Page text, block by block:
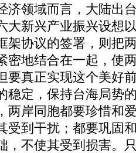
济领域而言，大陆出
大新兴产业振兴设想
架协议的签署，则把
密地结合在一起，使
要真正实现这个美好
稳定，保持台海局势
两岸同胞都要珍惜和
受到干扰；都要巩固
，不使其受到损害。